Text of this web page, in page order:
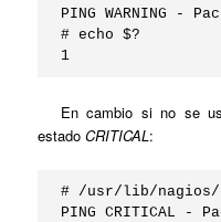
PING WARNING -
# echo $?
1
En cambio si no se
estadoCRITICAL :
# /usr/lib/nagios/
PING CRITICAL -